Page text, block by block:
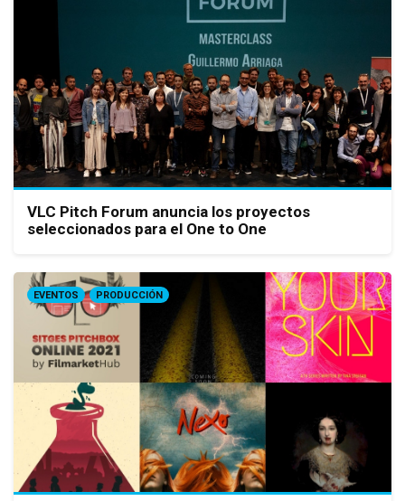
VLC Pitch Forum anuncia los proyectos
seleccionados para el One to One
EVENTOS PRODUCCIÓN